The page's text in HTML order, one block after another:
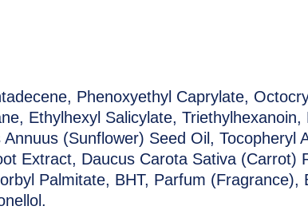
Phenoxyethyl Caprylate,
Ethylhexyl Salicylate, Triethylhexanoin,
(Sunflower) Seed Oil, Tocopheryl
Extract, Daucus Carota Sativa (Carrot)
Palmitate, BHT, Parfum (Fragrance),